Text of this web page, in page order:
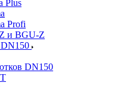
Plus
Profi
и BGU-Z
DN150